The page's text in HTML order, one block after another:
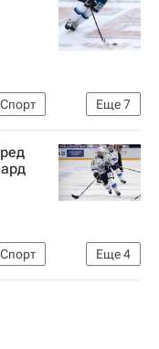
Еще7
Спорт
Еще4
Спорт